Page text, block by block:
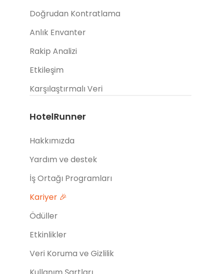
Doğrudan Kontratlama
Anlık Envanter
Rakip Analizi
Etkileşim
Karşılaştırmalı Veri
HotelRunner
Hakkımızda
Yardım ve destek
İş Ortağı Programları
Kariyer 🎉
Ödüller
Etkinlikler
Veri Koruma ve Gizlilik